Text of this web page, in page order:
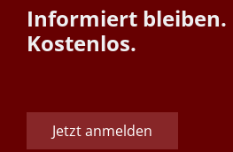
Informiert bleiben.
Kostenlos.
Jetzt anmelden